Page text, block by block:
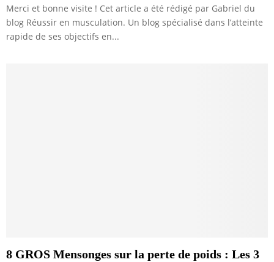
Merci et bonne visite ! Cet article a été rédigé par Gabriel du
blog Réussir en musculation. Un blog spécialisé dans l’atteinte
rapide de ses objectifs en...
8 GROS Mensonges sur la perte de poids : Les 3